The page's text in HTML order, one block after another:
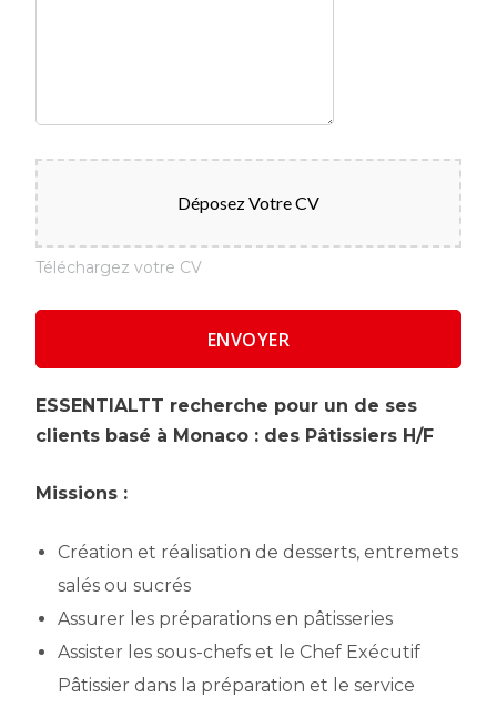
ESSENTIALTT recherche pour un de ses
clients basé à Monaco : des Pâtissiers H/F
Missions :
Création et réalisation de desserts, entremets
salés ou sucrés
Assurer les préparations en pâtisseries
Assister les sous-chefs et le Chef Exécutif
Pâtissier dans la préparation et le service
Déposez Votre CV
Téléchargez votre CV